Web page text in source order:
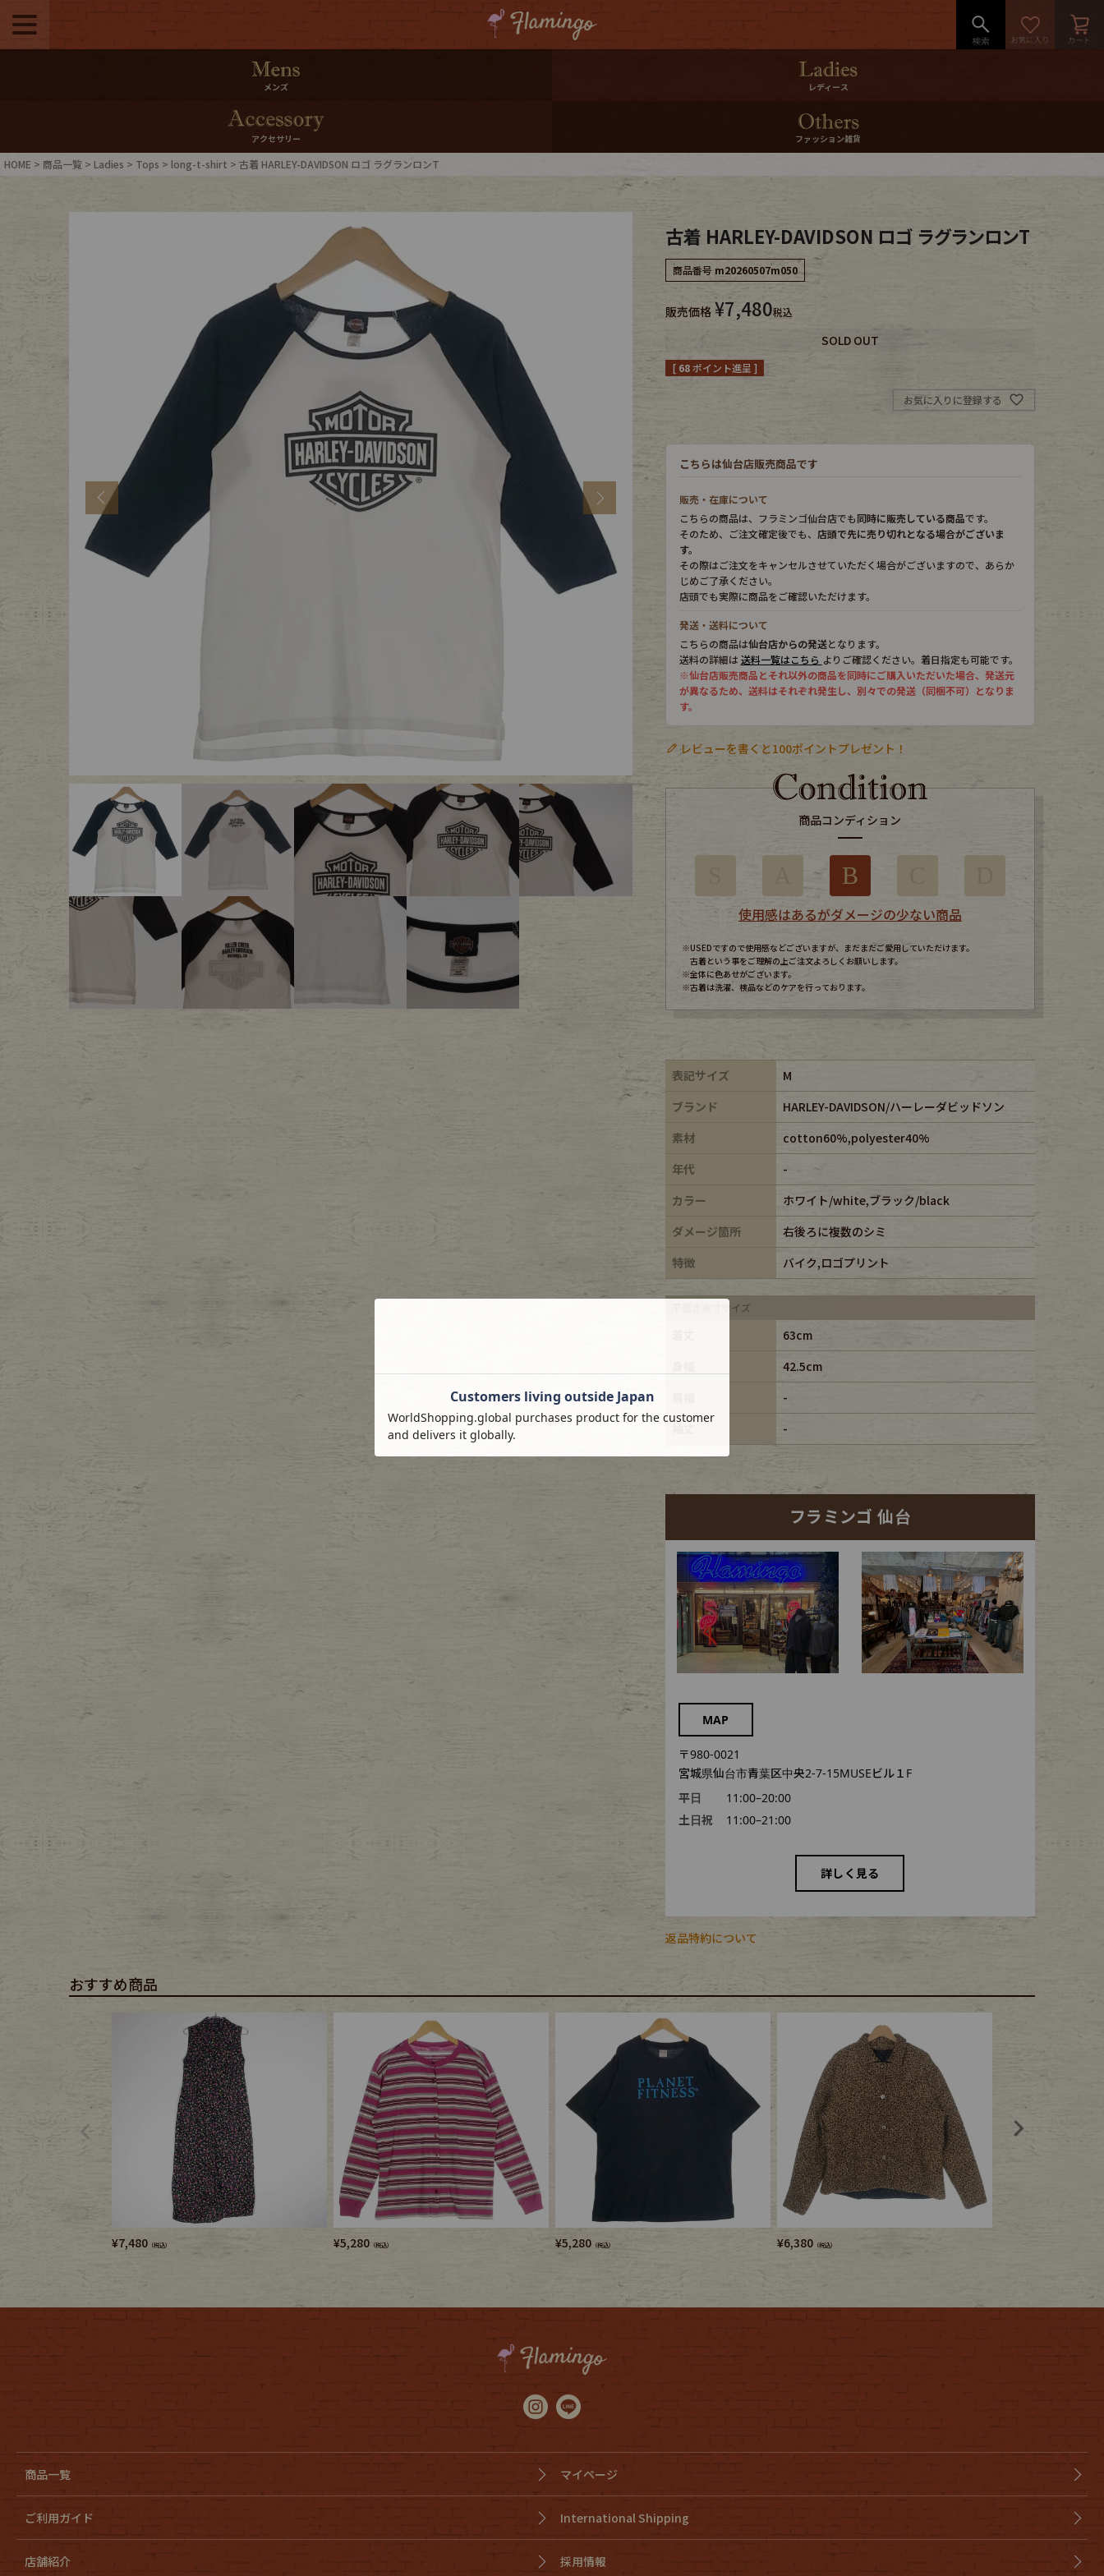
500pt＆10％Offクーポンプレゼント
ログイン・会員登録 LINE ID連携
International Shipping
店舗紹介 特集一覧
スタッフコーディネート
古着卸DOCK
メンズ商品カテゴリーから探す
Tops
Fafatt Kidswear
小物・アクセサリーから探す
Bag Stall・Scarf
antique goods
メンズ レディース
アクセサリー ファッション雑貨
HOME 商品一覧 Ladies Tops long-t-shirt 古着 HARLEY-DAVIDSON ロゴ ラグランロンT
古着 HARLEY-DAVIDSON ロゴ ラグランロンT
商品番号 m20260507m050
販売価格 ¥7,480税込
SOLD OUT
[ 68ポイント進呈 ]
お気に入りに登録する
こちらは仙台店販売商品です
販売・在庫について
こちらの商品は、フラミンゴ仙台店でも同時に販売している商品です。
そのため、ご注文確定後でも、 店頭で先に売り切れとなる場合がございま
す。
その際はご注文をキャンセルさせていただく場合がございますので、あらか
じめご了承ください。
店頭でも実際に商品をご確認いただけます。
発送・送料について
こちらの商品は仙台店からの発送となります。
送料の詳細は 送料一覧はこちら よりご確認ください。着日指定も可能です。
※仙台店販売商品とそれ以外の商品を同時にご購入いただいた場合、発送元
が異なるため、送料はそれぞれ発生し、別々での発送（同梱不可）となりま
す。
レビューを書くと100ポイントプレゼント！
商品コンディション
B
使用感はあるがダメージの少ない商品
※USEDですので使用感などございますが、まだまだご愛用していただけます。
古着という事をご理解の上ご注文よろしくお願いします。
※全体に色あせがございます。
※古着は洗濯、検品などのケアを行っております。
表記サイズ
M
ブランド
HARLEY-DAVIDSON/ハーレーダビッドソン
素材
cotton60%,polyester40%
年代
-
カラー
ホワイト/white,ブラック/black
ダメージ箇所
右後ろに複数のシミ
特徴
バイク,ロゴプリント
平置き実寸サイズ
63cm
42.5cm
-
-
フラミンゴ 仙台
MAP
〒980-0021
宮城県仙台市青葉区中央2-7-15MUSEビル１F
平日
11:00–20:00
土日祝
11:00–21:00
詳しく見る
返品特約について
おすすめ商品
¥7,480 （税込） ¥5,280 （税込） ¥5,280 （税込） ¥6,380 （税込）
商品一覧 マイページ
ご利用ガイド International Shipping
店舗紹介 採用情報